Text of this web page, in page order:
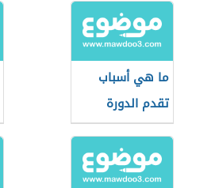
ما هي أسباب
تقدم الدورة
الشهرية